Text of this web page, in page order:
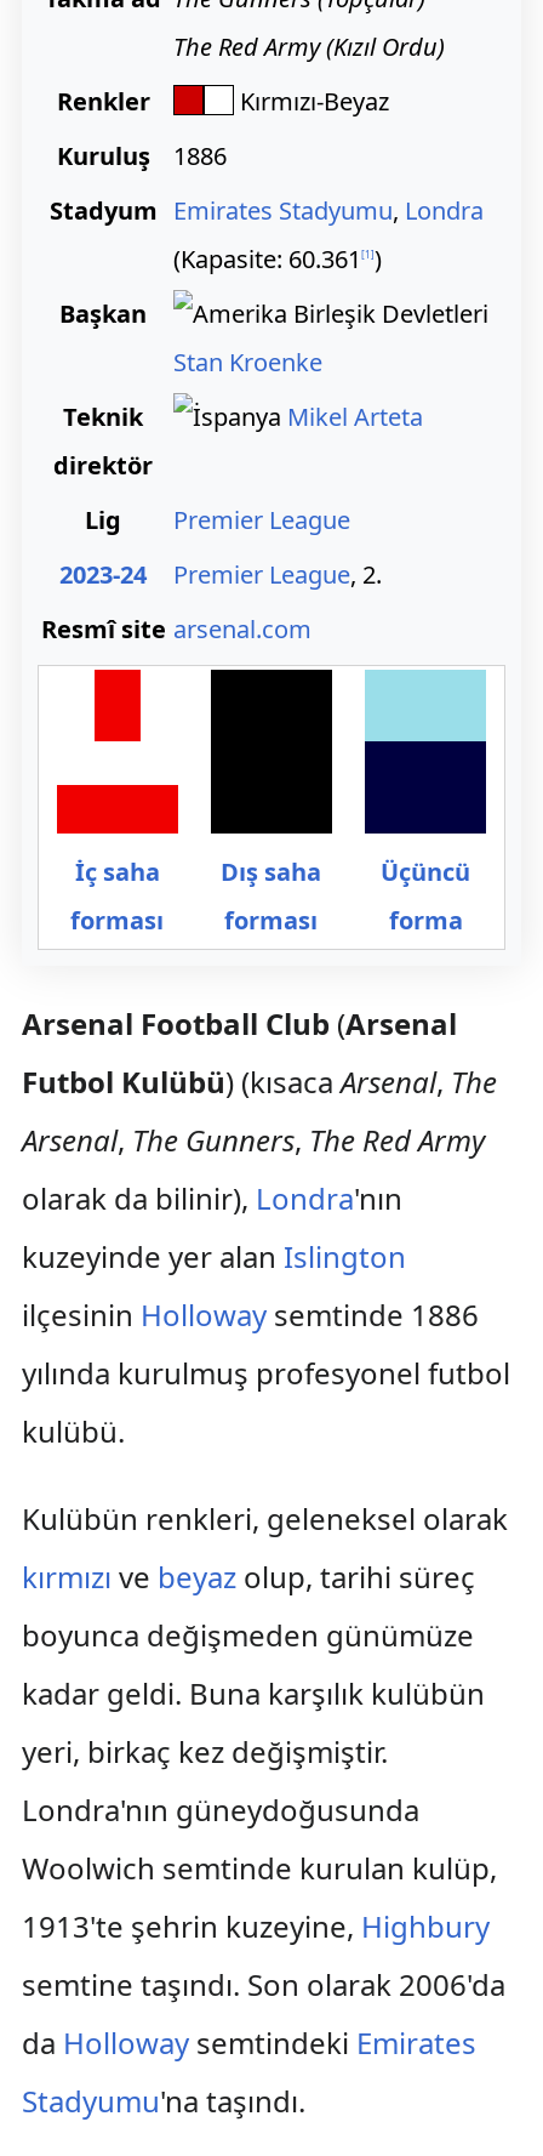
The Red Army (Kızıl Ordu)
Renkler
Kırmızı-Beyaz
Kuruluş
1886
Stadyum Emirates Stadyumu, Londra
(Kapasite: 60.361 [1])
Başkan
Stan Kroenke
Teknik
direktör
Mikel Arteta
Lig
Premier League
2023-24
Premier League, 2.
Resmî site arsenal.com
İç saha
forması
Dış saha
forması
Üçüncü
forma
Arsenal Football Club (Arsenal
Futbol Kulübü) (kısacaArsenal, The
Arsenal, The Gunners, The Red Army
olarak da bilinir), Londra'nın
kuzeyinde yer alan Islington
ilçesinin Hollowaysemtinde 1886
yılında kurulmuş profesyonel futbol
kulübü.
Kulübün renkleri, geleneksel olarak
kırmızı ve beyazolup, tarihi süreç
boyunca değişmeden günümüze
kadar geldi. Buna karşılık kulübün
yeri, birkaç kez değişmiştir.
Londra'nın güneydoğusunda
Woolwich semtinde kurulan kulüp,
1913'te şehrin kuzeyine, Highbury
semtine taşındı. Son olarak 2006'da
da Hollowaysemtindeki Emirates
Stadyumu'na taşındı.